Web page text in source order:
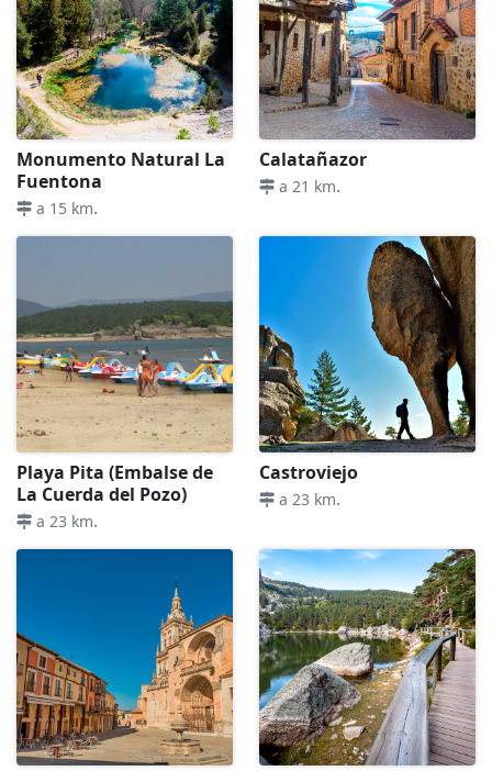
Monumento Natural La
Fuentona
a 15 km.
Calatañazor
a 21 km.
Playa Pita (Embalse de
La Cuerda del Pozo)
a 23 km.
Castroviejo
a 23 km.